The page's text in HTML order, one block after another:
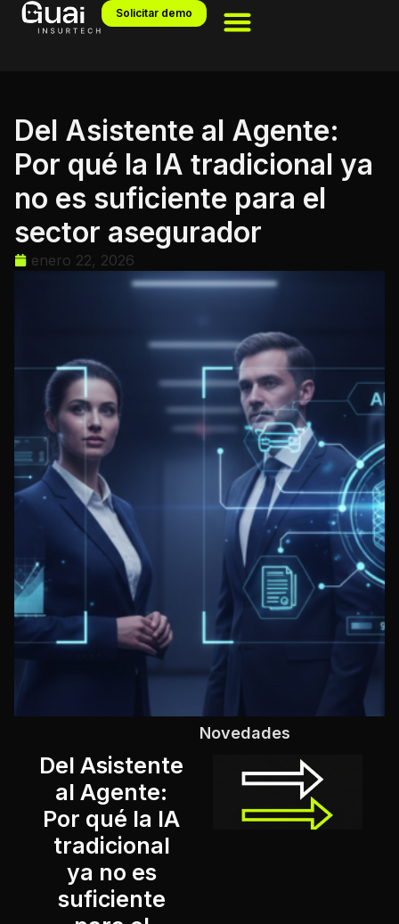
Solicitar demo
Del Asistente al Agente:
Por qué la IA tradicional ya
no es suficiente para el
sector asegurador
enero 22, 2026
Del Asistente
al Agente:
Por qué la IA
tradicional
ya no es
suficiente
Novedades